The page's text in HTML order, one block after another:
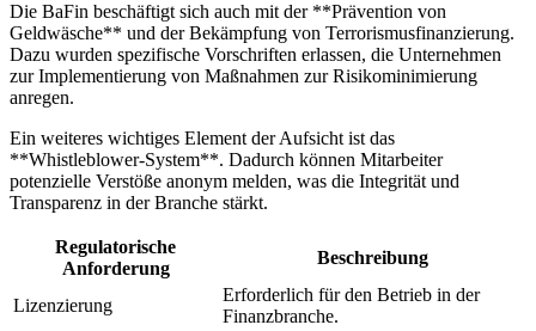
Die BaFin beschäftigt sich auch mit der **Prävention von
Geldwäsche** und‍ der Bekämpfung von ​Terrorismusfinanzierung.
Dazu wurden spezifische Vorschriften erlassen, die Unternehmen
‌zur⁣ Implementierung ⁤von Maßnahmen zur Risikominimierung⁢
anregen.
Ein⁢ weiteres⁢ wichtiges Element ⁢der Aufsicht ist das
**Whistleblower-System**. Dadurch können Mitarbeiter
potenzielle Verstöße anonym melden, was die Integrität⁣ und
Transparenz in der ​Branche stärkt.
Regulatorische
Anforderung
Beschreibung
Lizenzierung
Erforderlich für den Betrieb in der ​
Finanzbranche.